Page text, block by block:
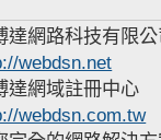
達網路科技有限
webdsn.net
達網域註冊中心
webdsn.com.tw